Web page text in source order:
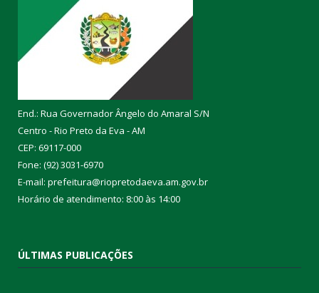
End.: Rua Governador Ângelo do Amaral S/N
Centro - Rio Preto da Eva - AM
CEP: 69117-000
Fone: (92) 3031-6970
E-mail: prefeitura@riopretodaeva.am.gov.br
Horário de atendimento: 8:00 às 14:00
ÚLTIMAS PUBLICAÇÕES